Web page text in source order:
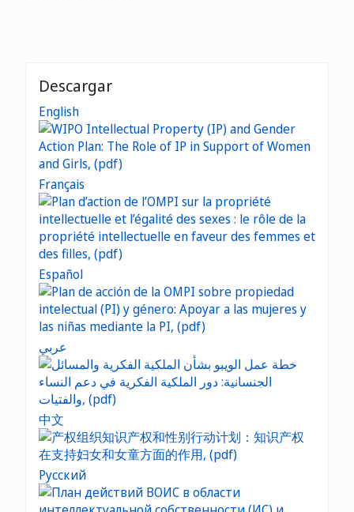
Descargar
English
Français
Español
عربي
中文
Русский